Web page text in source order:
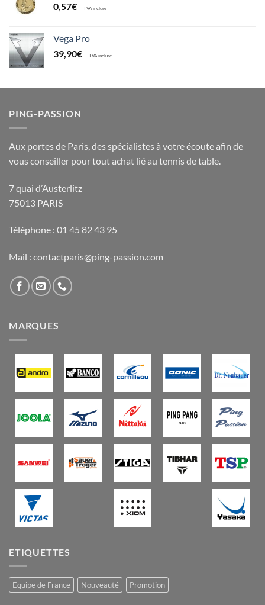
0,57€ TVA incluse
Vega Pro
39,90€ TVA incluse
PING-PASSION
Aux portes de Paris, des spécialistes à votre écoute afin de
vous conseiller pour tout achat lié au tennis de table.
7 quai d’Austerlitz
75013 PARIS
Téléphone : 01 45 82 43 95
Mail : contactparis@ping-passion.com
MARQUES
ETIQUETTES
Equipe de France Nouveauté Promotion